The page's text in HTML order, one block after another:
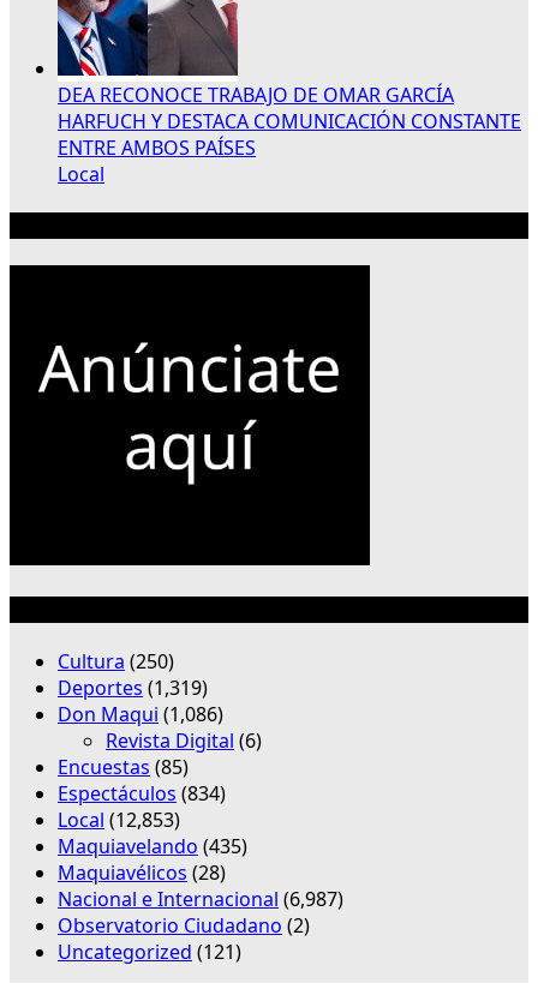
DEA RECONOCE TRABAJO DE OMAR GARCÍA
HARFUCH Y DESTACA COMUNICACIÓN CONSTANTE
ENTRE AMBOS PAÍSES
Local
Cultura (250)
Deportes (1,319)
Don Maqui (1,086)
Revista Digital (6)
Encuestas (85)
Espectáculos (834)
Local (12,853)
Maquiavelando (435)
Maquiavélicos (28)
Nacional e Internacional (6,987)
Observatorio Ciudadano (2)
Uncategorized (121)